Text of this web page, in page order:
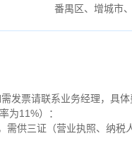
番禺区、增城市
发票请联系业务经理，具体
为11%）：
供三证（营业执照、纳税